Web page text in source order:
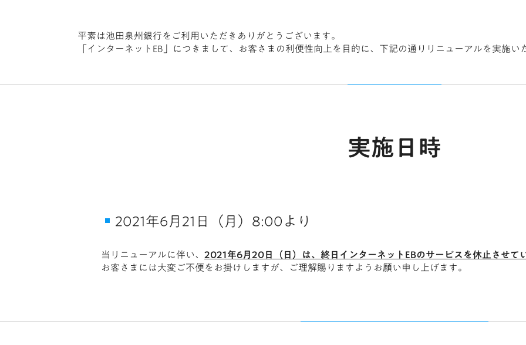
平素は池田泉州銀行をご利用いただきありがとうございます。
「インターネットEB」につきまして、お客さまの利便性向上を目的に、下記の通りリニューアルを実施い
実施日時
2021年6月21日（月）8:00より
当リニューアルに伴い、 2021年6月20日（日）は、終日インターネットEBのサービスを休止させて
お客さまには大変ご不便をお掛けしますが、ご理解賜りますようお願い申し上げます。